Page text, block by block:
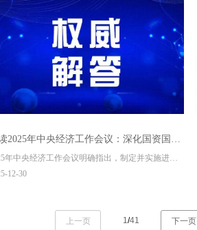
2025年中央经济工作会议：深化国资国企
关键在哪？
年中央经济工作会议明确指出，制定并实施进一
化国资国企改革方案。核心目标在于通过体制机
12-30
上一页 1/41 下一页